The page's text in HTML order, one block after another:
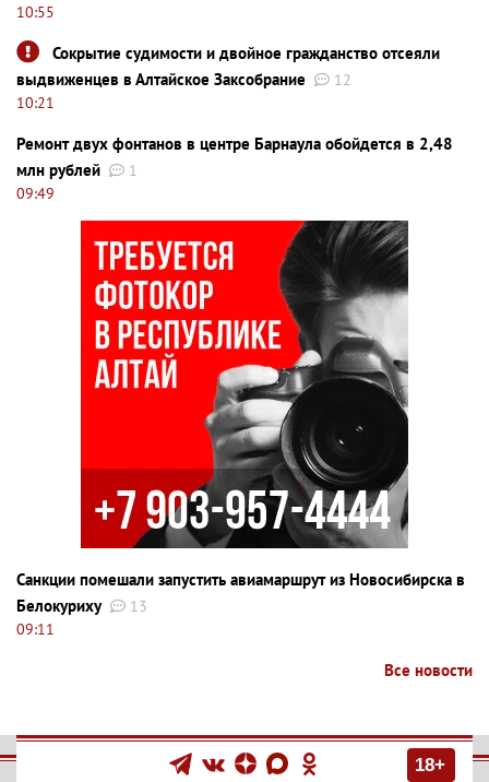
10:55
Сокрытие судимости и двойное гражданство отсеяли
выдвиженцев в Алтайское Заксобрание
12
10:21
Ремонт двух фонтанов в центре Барнаула обойдется в 2,48
млн рублей
1
09:49
Санкции помешали запустить авиамаршрут из Новосибирска в
Белокуриху
13
09:11
Все новости
18+